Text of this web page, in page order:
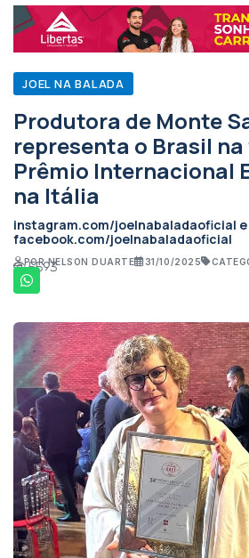
JOEL NA BALADA
Produtora de Monte
representa o Brasil
Prêmio Internacional
na Itália
instagram.com/joelnabaladaoficial e
facebook.com/joelnabaladaoficial
POR NELSON DUARTE 31/10/2025
5593